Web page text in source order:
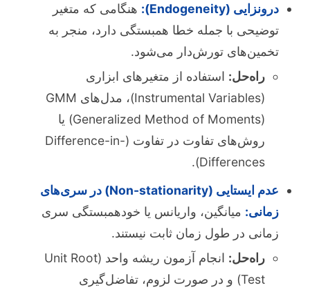
درونزایی (Endogeneity):
هنگامی که متغیر
توضیحی با جمله خطا همبستگی دارد، منجر به
تخمین‌های تورش‌دار می‌شود.
راه‌حل: استفاده از متغیرهای ابزاری
(Instrumental Variables)، مدل‌های GMM
(Generalized Method of Moments) یا
روش‌های تفاوت در تفاوت (Difference-in-
Differences).
عدم ایستایی (Non-stationarity) در سری‌های
زمانی: میانگین، واریانس یا خودهمبستگی سری
زمانی در طول زمان ثابت نیستند.
راه‌حل:
انجام آزمون ریشه واحد (Unit Root
Test) و در صورت لزوم، تفاضل‌گیری